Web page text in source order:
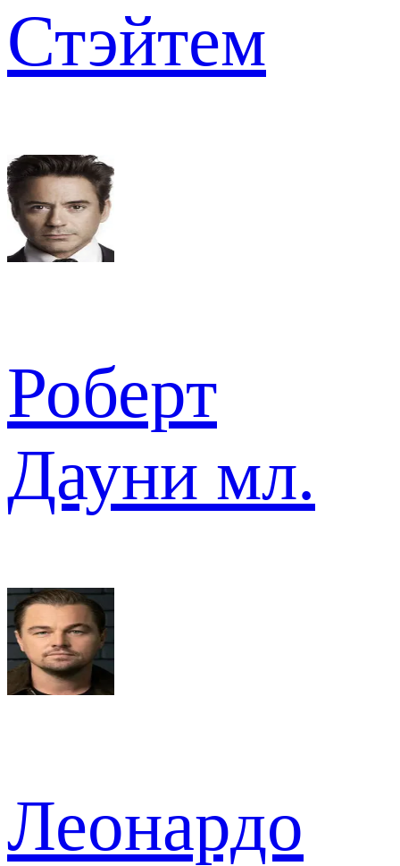
Стэйтем
Роберт
Дауни мл.
Леонардо